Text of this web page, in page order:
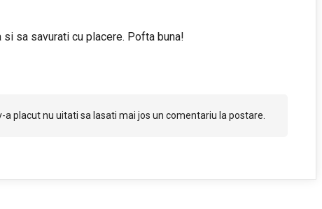
sa savurati cu placere. Pofta buna!
placut nu uitati sa lasati mai jos un comentariu la postare.